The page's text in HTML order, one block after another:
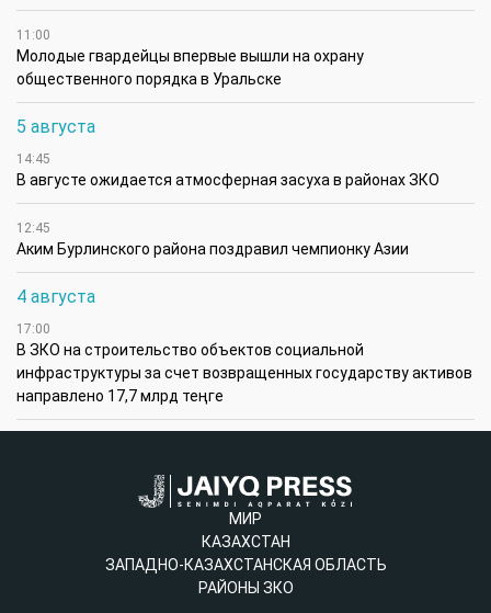
11:00
Молодые гвардейцы впервые вышли на охрану
общественного порядка в Уральске
5 августа
14:45
В августе ожидается атмосферная засуха в районах ЗКО
12:45
Аким Бурлинского района поздравил чемпионку Азии
4 августа
17:00
В ЗКО на строительство объектов социальной
инфраструктуры за счет возвращенных государству активов
направлено 17,7 млрд теңге
МИР
КАЗАХСТАН
ЗАПАДНО-КАЗАХСТАНСКАЯ ОБЛАСТЬ
РАЙОНЫ ЗКО